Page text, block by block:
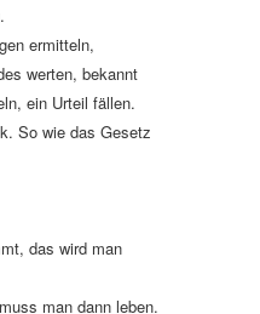
ermitteln,
werten, bekannt
ein Urteil fällen.
So wie das Gesetz
das wird man
man dann leben.